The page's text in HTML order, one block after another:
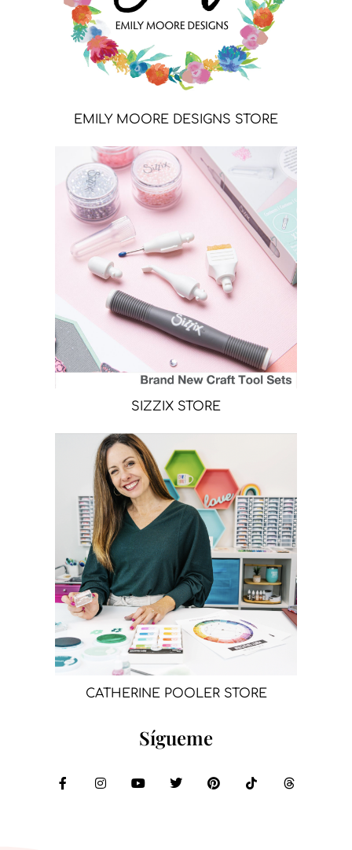
EMILY MOORE DESIGNS STORE
SIZZIX STORE
CATHERINE POOLER STORE
Sígueme